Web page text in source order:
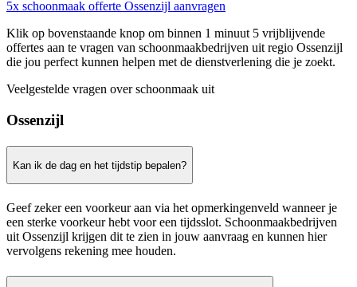
5x schoonmaak offerte Ossenzijl aanvragen
Klik op bovenstaande knop om binnen 1 minuut 5 vrijblijvende
offertes aan te vragen van schoonmaakbedrijven uit regio Ossenzijl
die jou perfect kunnen helpen met de dienstverlening die je zoekt.
Veelgestelde vragen over schoonmaak uit
Ossenzijl
Kan ik de dag en het tijdstip bepalen?
Geef zeker een voorkeur aan via het opmerkingenveld wanneer je
een sterke voorkeur hebt voor een tijdsslot. Schoonmaakbedrijven
uit Ossenzijl krijgen dit te zien in jouw aanvraag en kunnen hier
vervolgens rekening mee houden.